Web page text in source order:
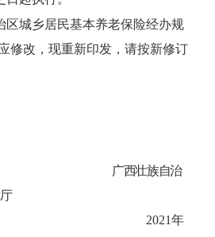
区城乡居民基本养老保险经办规
修改，现重新印发，请按新修订
广西壮族自治
2021年